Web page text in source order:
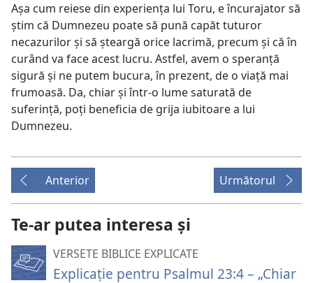
Așa cum reiese din experiența lui Toru, e încurajator să
știm că Dumnezeu poate să pună capăt tuturor
necazurilor și să șteargă orice lacrimă, precum și că în
curând va face acest lucru. Astfel, avem o speranță
sigură și ne putem bucura, în prezent, de o viață mai
frumoasă. Da, chiar și într-o lume saturată de
suferință, poți beneficia de grija iubitoare a lui
Dumnezeu.
Anterior Următorul
Te-ar putea interesa și
VERSETE BIBLICE EXPLICATE
Explicație pentru Psalmul 23:4 – „Chiar